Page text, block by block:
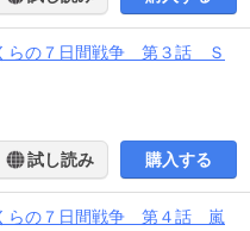
らの７日間戦争 第３話 Ｓ
試し読み 購入する
らの７日間戦争 第４話 嵐